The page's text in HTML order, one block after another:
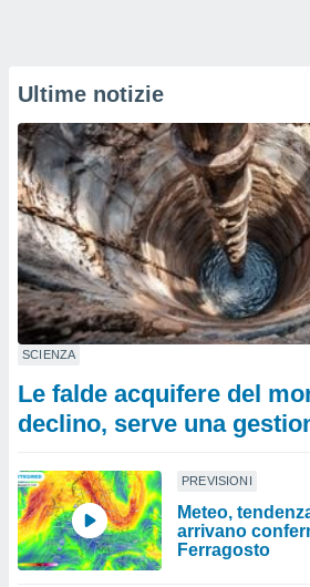
Ultime notizie
SCIENZA
Le falde acquifere del
declino, serve una
PREVISIONI
Meteo,
arrivano
Ferragosto